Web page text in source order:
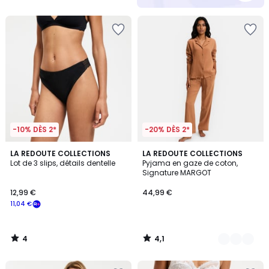
-10% DÈS 2*
LA REDOUTE COLLECTIONS
Lot de 3 slips, détails dentelle
11,04 €
12,99 €
4
/
4
/
-20% DÈS 2*
LA REDOUTE COLLECTIONS
Pyjama en gaze de coton,
Signature MARGOT
44,99 €
4,1
/ 5
4
Couleurs
4,1
/